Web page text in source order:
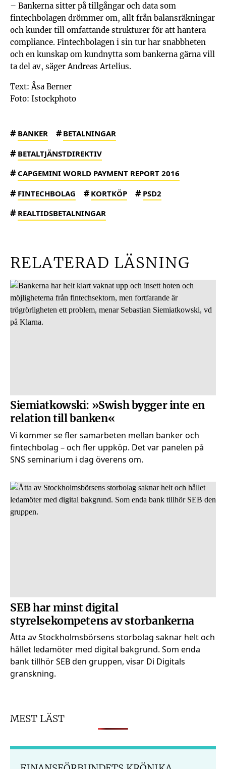
– Bankerna sitter på tillgångar och data som
fintechbolagen drömmer om, allt från balansräkningar
och kunder till omfattande strukturer för att hantera
compliance. Fintechbolagen i sin tur har snabbheten
och en kunskap om kundnytta som bankerna gärna vill
ta del av, säger Andreas Artelius.
Text: Åsa Berner
Foto: Istockphoto
# BANKER # BETALNINGAR
# BETALTJÄNSTDIREKTIV
# CAPGEMINI WORLD PAYMENT REPORT 2016
# FINTECHBOLAG # KORTKÖP # PSD2
# REALTIDSBETALNINGAR
RELATERAD LÄSNING
Siemiatkowski: »Swish bygger inte en
relation till banken«
Vi kommer se fler samarbeten mellan banker och
fintechbolag – och fler uppköp. Det var panelen på
SNS seminarium i dag överens om.
SEB har minst digital
styrelsekompetens av storbankerna
Åtta av Stockholmsbörsens storbolag saknar helt och
hållet ledamöter med digital bakgrund. Som enda
bank tillhör SEB den gruppen, visar Di Digitals
granskning.
MEST LÄST